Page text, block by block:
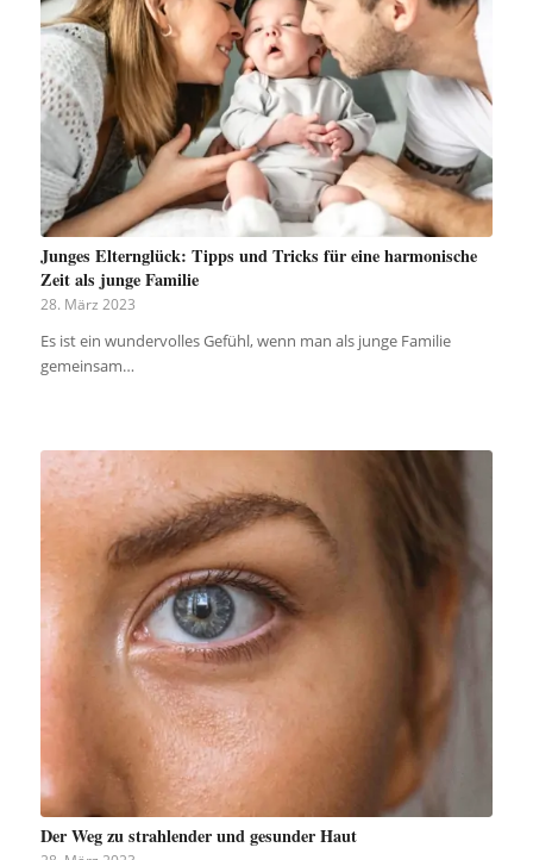
Junges Elternglück: Tipps und Tricks für eine harmonische
Zeit als junge Familie
28. März 2023
Es ist ein wundervolles Gefühl, wenn man als junge Familie
gemeinsam…
Der Weg zu strahlender und gesunder Haut